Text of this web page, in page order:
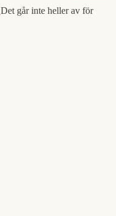
Det går inte heller av för